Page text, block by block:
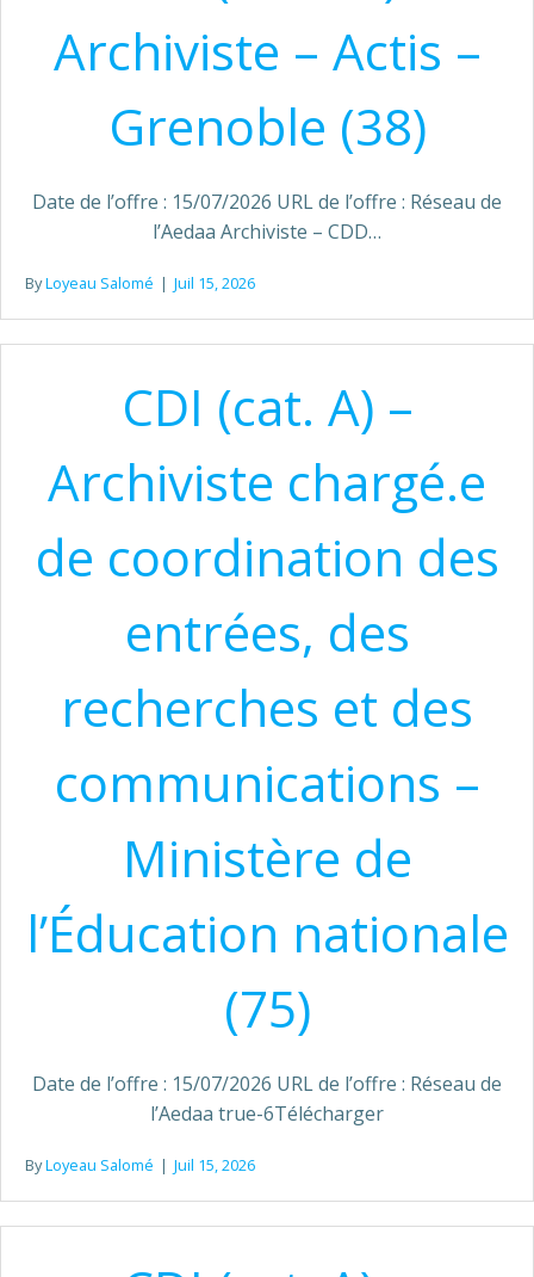
Archiviste – Actis –
Grenoble (38)
Date de l’offre : 15/07/2026 URL de l’offre : Réseau de
l’Aedaa Archiviste – CDD…
ByLoyeau Salomé | Juil 15, 2026
CDI (cat. A) –
Archiviste chargé.e
de coordination des
entrées, des
recherches et des
communications –
Ministère de
l’Éducation nationale
(75)
Date de l’offre : 15/07/2026 URL de l’offre : Réseau de
l’Aedaa true-6Télécharger
ByLoyeau Salomé | Juil 15, 2026